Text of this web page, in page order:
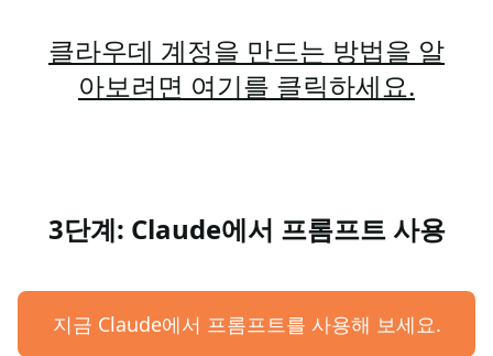
클라우데 계정을 만드는 방법을 알
아보려면 여기를 클릭하세요.
3단계: Claude에서 프롬프트 사용
지금 Claude에서 프롬프트를 사용해 보세요.